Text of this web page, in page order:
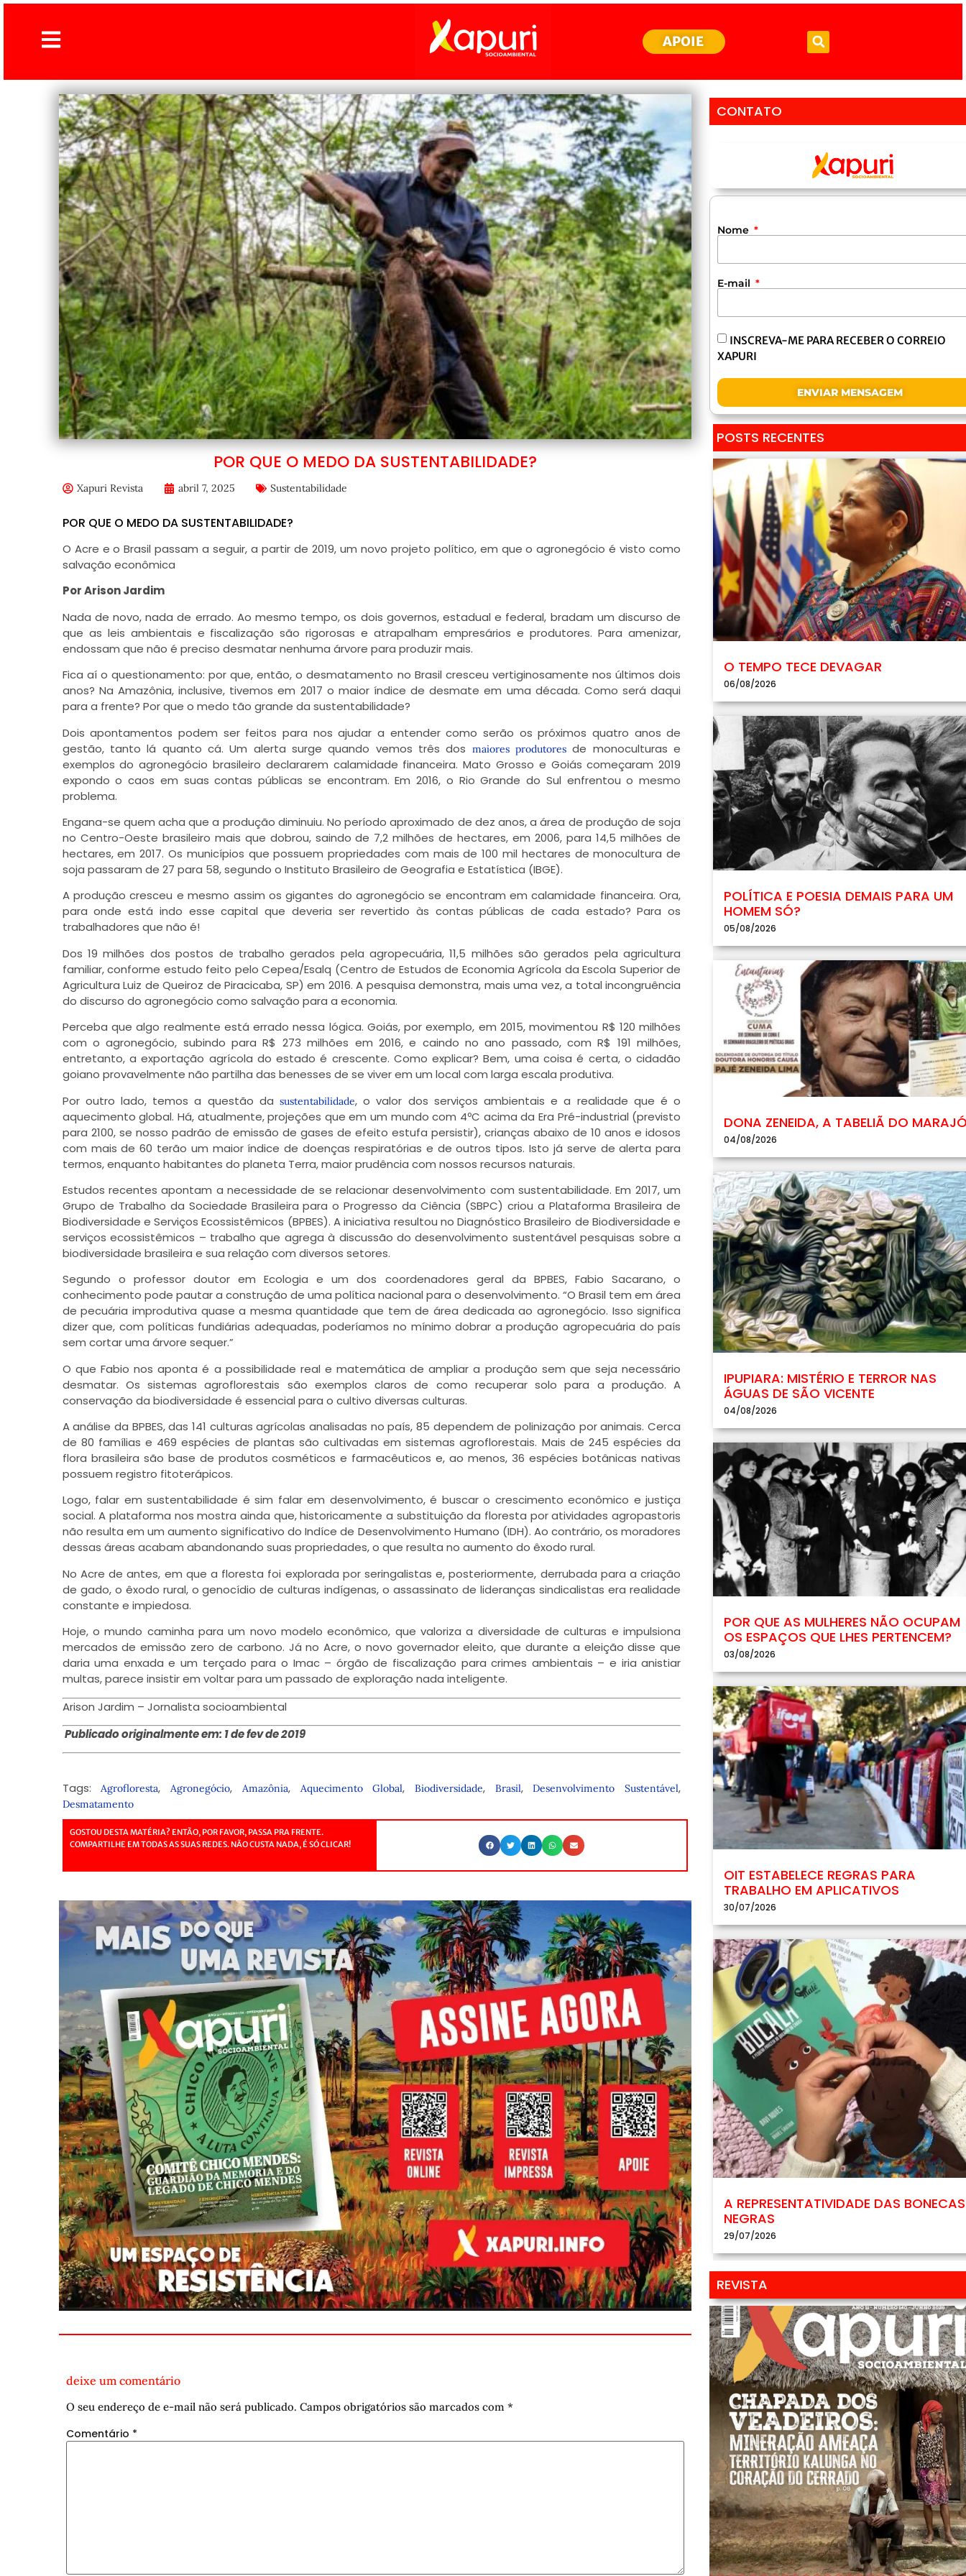
APOIE
POR QUE O MEDO DA SUSTENTABILIDADE?
Xapuri Revista abril 7, 2025 Sustentabilidade
POR QUE O MEDO DA SUSTENTABILIDADE?
O Acre e o Brasil passam a seguir, a partir de 2019, um novo projeto político, em que o agronegócio é visto como
salvação econômica
Por Arison Jardim
Nada de novo, nada de errado. Ao mesmo tempo, os dois governos, estadual e federal, bradam um discurso de
que as leis ambientais e fiscalização são rigorosas e atrapalham empresários e produtores. Para amenizar,
endossam que não é preciso desmatar nenhuma árvore para produzir mais.
Fica aí o questionamento: por que, então, o desmatamento no Brasil cresceu vertiginosamente nos últimos dois
anos? Na Amazônia, inclusive, tivemos em 2017 o maior índice de desmate em uma década. Como será daqui
para a frente? Por que o medo tão grande da sustentabilidade?
Dois apontamentos podem ser feitos para nos ajudar a entender como serão os próximos quatro anos de
gestão, tanto lá quanto cá. Um alerta surge quando vemos três dos maiores produtores de monoculturas e
exemplos do agronegócio brasileiro declararem calamidade financeira. Mato Grosso e Goiás começaram 2019
expondo o caos em suas contas públicas se encontram. Em 2016, o Rio Grande do Sul enfrentou o mesmo
problema.
Engana-se quem acha que a produção diminuiu. No período aproximado de dez anos, a área de produção de soja
no Centro-Oeste brasileiro mais que dobrou, saindo de 7,2 milhões de hectares, em 2006, para 14,5 milhões de
hectares, em 2017. Os municípios que possuem propriedades com mais de 100 mil hectares de monocultura de
soja passaram de 27 para 58, segundo o Instituto Brasileiro de Geografia e Estatística (IBGE).
A produção cresceu e mesmo assim os gigantes do agronegócio se encontram em calamidade financeira. Ora,
para onde está indo esse capital que deveria ser revertido às contas públicas de cada estado? Para os
trabalhadores que não é!
Dos 19 milhões dos postos de trabalho gerados pela agropecuária, 11,5 milhões são gerados pela agricultura
familiar, conforme estudo feito pelo Cepea/Esalq (Centro de Estudos de Economia Agrícola da Escola Superior de
Agricultura Luiz de Queiroz de Piracicaba, SP) em 2016. A pesquisa demonstra, mais uma vez, a total incongruência
do discurso do agronegócio como salvação para a economia.
Perceba que algo realmente está errado nessa lógica. Goiás, por exemplo, em 2015, movimentou R$ 120 milhões
com o agronegócio, subindo para R$ 273 milhões em 2016, e caindo no ano passado, com R$ 191 milhões,
entretanto, a exportação agrícola do estado é crescente. Como explicar? Bem, uma coisa é certa, o cidadão
goiano provavelmente não partilha das benesses de se viver em um local com larga escala produtiva.
Por outro lado, temos a questão dasustentabilidade, o valor dos serviços ambientais e a realidade que é o
aquecimento global. Há, atualmente, projeções que em um mundo com 4ºC acima da Era Pré-industrial (previsto
para 2100, se nosso padrão de emissão de gases de efeito estufa persistir), crianças abaixo de 10 anos e idosos
com mais de 60 terão um maior índice de doenças respiratórias e de outros tipos. Isto já serve de alerta para
termos, enquanto habitantes do planeta Terra, maior prudência com nossos recursos naturais.
Estudos recentes apontam a necessidade de se relacionar desenvolvimento com sustentabilidade. Em 2017, um
Grupo de Trabalho da Sociedade Brasileira para o Progresso da Ciência (SBPC) criou a Plataforma Brasileira de
Biodiversidade e Serviços Ecossistêmicos (BPBES). A iniciativa resultou no Diagnóstico Brasileiro de Biodiversidade e
serviços ecossistêmicos – trabalho que agrega à discussão do desenvolvimento sustentável pesquisas sobre a
biodiversidade brasileira e sua relação com diversos setores.
Segundo o professor doutor em Ecologia e um dos coordenadores geral da BPBES, Fabio Sacarano, o
conhecimento pode pautar a construção de uma política nacional para o desenvolvimento. “O Brasil tem em área
de pecuária improdutiva quase a mesma quantidade que tem de área dedicada ao agronegócio. Isso significa
dizer que, com políticas fundiárias adequadas, poderíamos no mínimo dobrar a produção agropecuária do país
sem cortar uma árvore sequer.”
O que Fabio nos aponta é a possibilidade real e matemática de ampliar a produção sem que seja necessário
desmatar. Os sistemas agroflorestais são exemplos claros de como recuperar solo para a produção. A
conservação da biodiversidade é essencial para o cultivo diversas culturas.
A análise da BPBES, das 141 culturas agrícolas analisadas no país, 85 dependem de polinização por animais. Cerca
de 80 famílias e 469 espécies de plantas são cultivadas em sistemas agroflorestais. Mais de 245 espécies da
flora brasileira são base de produtos cosméticos e farmacêuticos e, ao menos, 36 espécies botânicas nativas
possuem registro fitoterápicos.
Logo, falar em sustentabilidade é sim falar em desenvolvimento, é buscar o crescimento econômico e justiça
social. A plataforma nos mostra ainda que, historicamente a substituição da floresta por atividades agropastoris
não resulta em um aumento significativo do Indíce de Desenvolvimento Humano (IDH). Ao contrário, os moradores
dessas áreas acabam abandonando suas propriedades, o que resulta no aumento do êxodo rural.
No Acre de antes, em que a floresta foi explorada por seringalistas e, posteriormente, derrubada para a criação
de gado, o êxodo rural, o genocídio de culturas indígenas, o assassinato de lideranças sindicalistas era realidade
constante e impiedosa.
Hoje, o mundo caminha para um novo modelo econômico, que valoriza a diversidade de culturas e impulsiona
mercados de emissão zero de carbono. Já no Acre, o novo governador eleito, que durante a eleição disse que
daria uma enxada e um terçado para o Imac – órgão de fiscalização para crimes ambientais – e iria anistiar
multas, parece insistir em voltar para um passado de exploração nada inteligente.
Arison Jardim – Jornalista socioambiental
Publicado originalmente em: 1 de fev de 2019
Tags:Agrofloresta,Agronegócio, Amazônia, Aquecimento Global, Biodiversidade, Brasil,Desenvolvimento Sustentável,
Desmatamento
GOSTOU DESTA MATÉRIA? ENTÃO, POR FAVOR, PASSA PRA FRENTE.
COMPARTILHE EM TODAS AS SUAS REDES. NÃO CUSTA NADA, É SÓ CLICAR!
deixe um comentário
O seu endereço de e-mail não será publicado. Campos obrigatórios são marcados com *
Comentário *
CONTATO
Nome
E-mail
INSCREVA-ME PARA RECEBER O CORREIO
XAPURI
ENVIAR MENSAGEM
POSTS RECENTES
O TEMPO TECE DEVAGAR
06/08/2026
POLÍTICA E POESIA DEMAIS PARA UM
HOMEM SÓ?
05/08/2026
DONA ZENEIDA, A TABELIÃ DO
04/08/2026
IPUPIARA: MISTÉRIO E TERROR NAS
ÁGUAS DE SÃO VICENTE
04/08/2026
POR QUE AS MULHERES NÃO OCUPAM
OS ESPAÇOS QUE LHES PERTENCEM?
03/08/2026
OIT ESTABELECE REGRAS PARA
TRABALHO EM APLICATIVOS
30/07/2026
A REPRESENTATIVIDADE DAS BONECAS
NEGRAS
29/07/2026
REVISTA